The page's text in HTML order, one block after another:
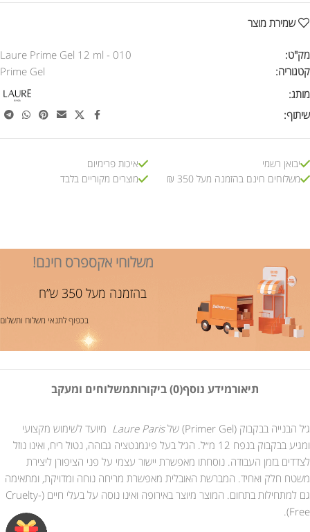
שמירת מוצר
מק"ט:
Laure Prime Gel 12 ml - 010
קטגוריה:
Prime Gel
מותג:
שיתוף:
יבואן רשמי
משלוחים חינם בהזמנה מעל 350 ₪
איכות פרימיום
מוצרים מקוריים בלבד
משלוחי אקספרס חינם!
בהזמנה מעל 350 ש”ח
בכפוף לתנאי משלוח ותשלום
תיאורמידע נוסף(0) ביקורות משלוחים ומעקב
ג׳ל הבנייה בבקבוק (Primer Gel) של Laure Paris מיועד לשימוש מקצועי
ומגיע בבקבוק בנפח 12 מ״ל. הג׳ל בעל פיגמנטציה גבוהה, נטול ריח, ואינו נוזל
לצדדים בזמן העבודה. נוסחתו מאפשרת יישור עצמי על פני הציפורן ליצירת
משטח חלק ואחיד. המברשת האובלית מאפשרת מריחה נוחה ומדויקת, ומתאימה
גם למתחילות בתחום. המוצר מיוצר באירופה ואינו נוסה על בעלי חיים (Cruelty-
Free).